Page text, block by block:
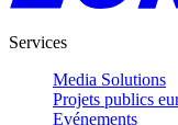
Services
Media Solutions
Projets publics
Evénements